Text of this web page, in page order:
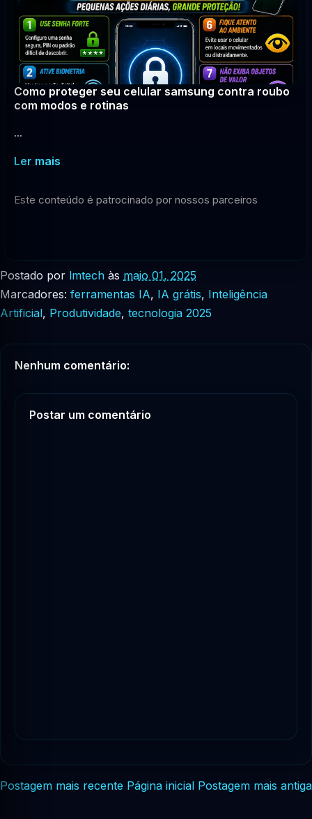
Como proteger seu celular samsung contra roubo
com modos e rotinas
...
Ler mais
Este conteúdo é patrocinado por nossos parceiros
Postado por lmtech às maio 01, 2025
Marcadores: ferramentas IA, IA grátis, Inteligência
Artificial, Produtividade, tecnologia 2025
Nenhum comentário:
Postar um comentário
Postagem mais recente Postagem mais antiga
Página inicial